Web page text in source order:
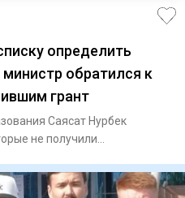
определить
обратился к
грант
Саясат Нурбек
не получили